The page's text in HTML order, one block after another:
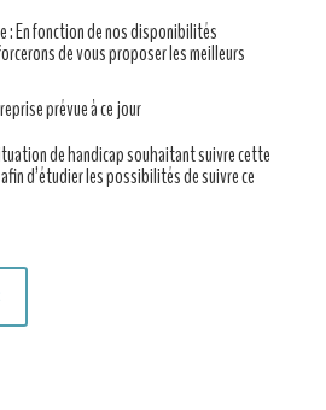
: En fonction de nos disponibilités
de vous proposer les meilleurs
prévue à ce jour
de handicap souhaitant suivre cette
d’étudier les possibilités de suivre ce